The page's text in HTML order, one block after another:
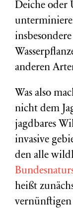
Deiche oder
anderen
Was also
nicht dem
jagdbares
invasive
den alle
heißt